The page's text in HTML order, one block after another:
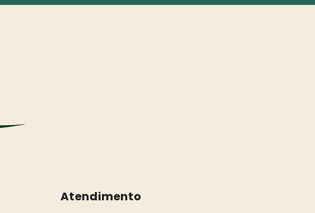
Atendimento